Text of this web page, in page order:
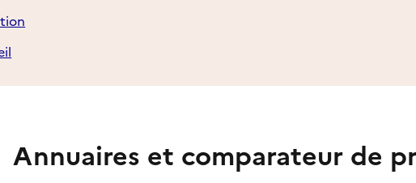
Annuaires et comparateur de